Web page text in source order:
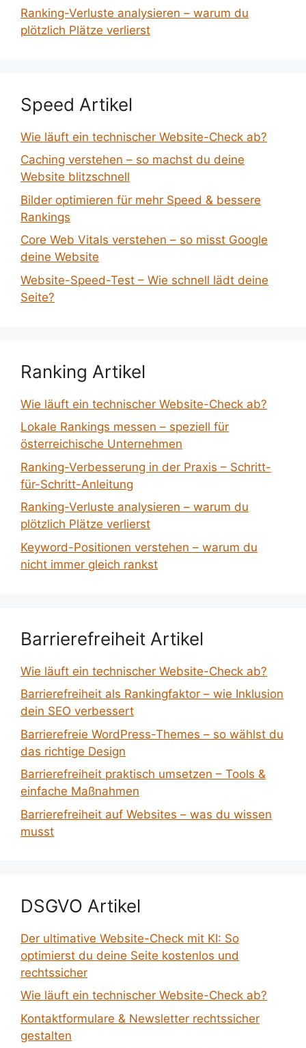
Ranking-Verluste analysieren – warum du
plötzlich Plätze verlierst
Speed Artikel
Wie läuft ein technischer Website-Check ab?
Caching verstehen – so machst du deine
Website blitzschnell
Bilder optimieren für mehr Speed & bessere
Rankings
Core Web Vitals verstehen – so misst Google
deine Website
Website-Speed-Test – Wie schnell lädt deine
Seite?
Ranking Artikel
Wie läuft ein technischer Website-Check ab?
Lokale Rankings messen – speziell für
österreichische Unternehmen
Ranking-Verbesserung in der Praxis – Schritt-
für-Schritt-Anleitung
Ranking-Verluste analysieren – warum du
plötzlich Plätze verlierst
Keyword-Positionen verstehen – warum du
nicht immer gleich rankst
Barrierefreiheit Artikel
Wie läuft ein technischer Website-Check ab?
Barrierefreiheit als Rankingfaktor – wie Inklusion
dein SEO verbessert
Barrierefreie WordPress-Themes – so wählst du
das richtige Design
Barrierefreiheit praktisch umsetzen – Tools &
einfache Maßnahmen
Barrierefreiheit auf Websites – was du wissen
musst
DSGVO Artikel
Der ultimative Website-Check mit KI: So
optimierst du deine Seite kostenlos und
rechtssicher
Wie läuft ein technischer Website-Check ab?
Kontaktformulare & Newsletter rechtssicher
gestalten